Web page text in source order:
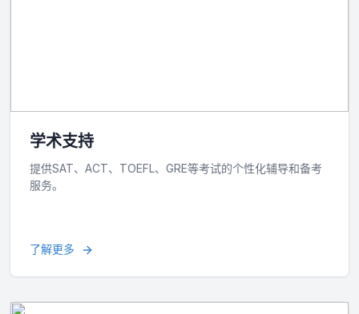
学术支持
提供SAT、ACT、TOEFL、GRE等考试的个性化辅导和备考
服务。
了解更多